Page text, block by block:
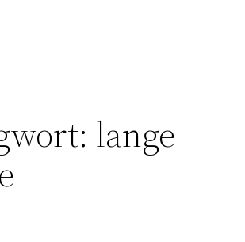
lange